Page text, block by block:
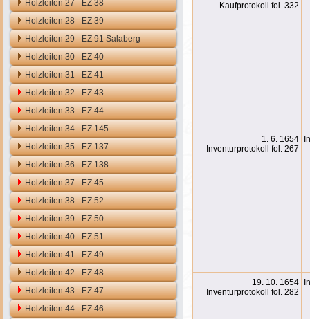
Holzleiten 27 - EZ 38
Holzleiten 28 - EZ 39
Holzleiten 29 - EZ 91 Salaberg
Holzleiten 30 - EZ 40
Holzleiten 31 - EZ 41
Holzleiten 32 - EZ 43
Holzleiten 33 - EZ 44
Holzleiten 34 - EZ 145
Holzleiten 35 - EZ 137
Holzleiten 36 - EZ 138
Holzleiten 37 - EZ 45
Holzleiten 38 - EZ 52
Holzleiten 39 - EZ 50
Holzleiten 40 - EZ 51
Holzleiten 41 - EZ 49
Holzleiten 42 - EZ 48
Holzleiten 43 - EZ 47
Holzleiten 44 - EZ 46
Kaufprotokoll fol. 332
1. 6. 1654
Inventurprotokoll fol. 267
19. 10. 1654
Inventurprotokoll fol. 282